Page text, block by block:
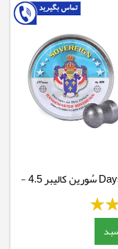
ساچمه Daystate سُورین کالیبر 4.5 -